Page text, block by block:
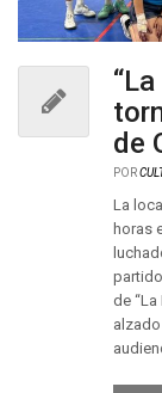
de
POR
La
horas
de